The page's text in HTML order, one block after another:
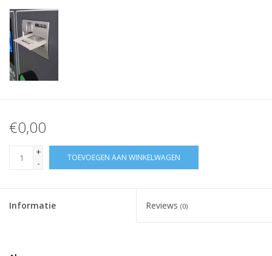
€0,00
+
-
TOEVOEGEN AAN WINKELWAGEN
Informatie Reviews (0)